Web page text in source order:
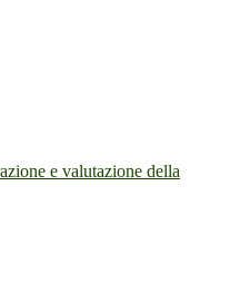
e valutazione della